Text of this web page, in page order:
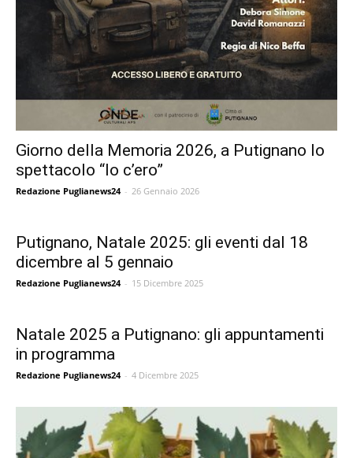
Giorno della Memoria 2026, a Putignano lo
spettacolo “Io c’ero”
Redazione Puglianews24 - 26 Gennaio 2026
Putignano, Natale 2025: gli eventi dal 18
dicembre al 5 gennaio
Redazione Puglianews24 - 15 Dicembre 2025
Natale 2025 a Putignano: gli appuntamenti
in programma
Redazione Puglianews24 - 4 Dicembre 2025